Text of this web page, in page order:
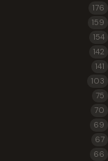
176
159
154
142
141
103
75
70
69
67
66